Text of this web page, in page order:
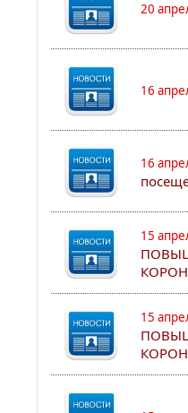
20
16
16
15
15